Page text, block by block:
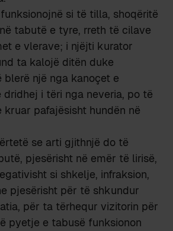
si të tilla, shoqëritë
tabutë e tyre, rreth të cilave
e vlerave; i njëjti kurator
ta kalojë ditën duke
një nga kanoçet e
i tëri nga neveria, po të
pafajësisht hundën në
se arti gjithnjë do të
pjesërisht në emër të lirisë,
si shkelje, infraksion,
pjesërisht për të shkundur
për ta tërhequr vizitorin për
pyetje e tabusë funksionon